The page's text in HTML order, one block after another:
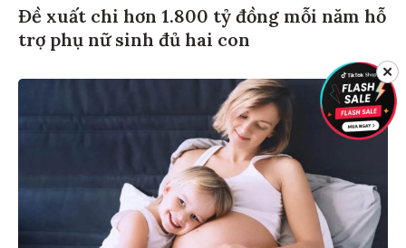
Đề xuất chi hơn 1.800 tỷ đồng mỗi năm hỗ
trợ phụ nữ sinh đủ hai con
✕